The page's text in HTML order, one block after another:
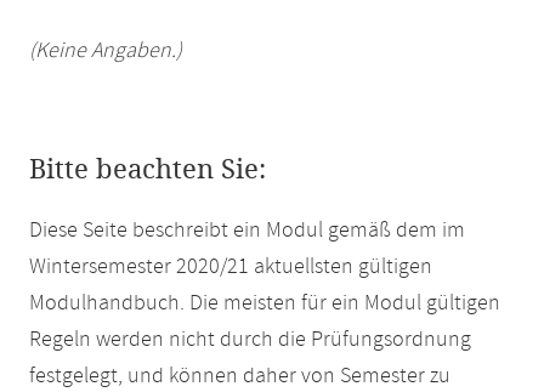
(Keine Angaben.)
Bitte beachten Sie:
Diese Seite beschreibt ein Modul gemäß dem im
Wintersemester 2020/21 aktuellsten gültigen
Modulhandbuch. Die meisten für ein Modul gültigen
Regeln werden nicht durch die Prüfungsordnung
festgelegt, und können daher von Semester zu